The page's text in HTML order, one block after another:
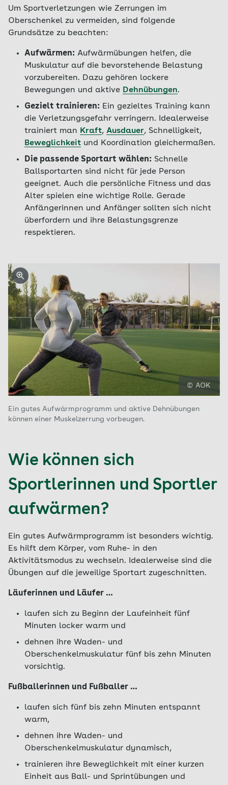
Um Sportverletzungen wie Zerrungen im
Oberschenkel zu vermeiden, sind folgende
Grundsätze zu beachten:
Aufwärmen: Aufwärmübungen helfen, die
Muskulatur auf die bevorstehende Belastung
vorzubereiten. Dazu gehören lockere
Bewegungen und aktive Dehnübungen.
Gezielt trainieren: Ein gezieltes Training kann
die Verletzungsgefahr verringern. Idealerweise
trainiert man Kraft, Ausdauer, Schnelligkeit,
Beweglichkeit und Koordination gleichermaßen.
Die passende Sportart wählen: Schnelle
Ballsportarten sind nicht für jede Person
geeignet. Auch die persönliche Fitness und das
Alter spielen eine wichtige Rolle. Gerade
Anfängerinnen und Anfänger sollten sich nicht
überfordern und ihre Belastungsgrenze
respektieren.
© AOK
Ein gutes Aufwärmprogramm und aktive Dehnübungen
können einer Muskelzerrung vorbeugen.
Wie können sich
Sportlerinnen und Sportler
aufwärmen?
Ein gutes Aufwärmprogramm ist besonders wichtig.
Es hilft dem Körper, vom Ruhe- in den
Aktivitätsmodus zu wechseln. Idealerweise sind die
Übungen auf die jeweilige Sportart zugeschnitten.
Läuferinnen und Läufer …
laufen sich zu Beginn der Laufeinheit fünf
Minuten locker warm und
dehnen ihre Waden- und
Oberschenkelmuskulatur fünf bis zehn Minuten
vorsichtig.
Fußballerinnen und Fußballer …
laufen sich fünf bis zehn Minuten entspannt
warm,
dehnen ihre Waden- und
Oberschenkelmuskulatur dynamisch,
trainieren ihre Beweglichkeit mit einer kurzen
Einheit aus Ball- und Sprintübungen und